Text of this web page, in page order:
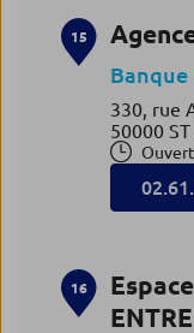
15
Banque
330, rue
50000 ST
16